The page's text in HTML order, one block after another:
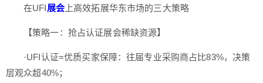
在UFI展会上高效拓展华东市场的三大策略
【策略一：抢占认证展会稀缺资源】
·UFI认证=优质买家保障：往届专业采购商占比83%，决策
层观众超40%；